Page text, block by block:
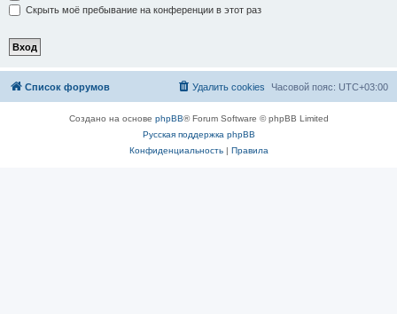
Скрыть моё пребывание на конференции в этот раз
Список форумов Часовой пояс: UTC+03:00
Удалить cookies
Создано на основе phpBB® Forum Software © phpBB Limited
Русская поддержка phpBB
Конфиденциальность| Правила